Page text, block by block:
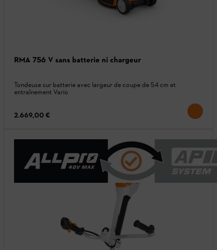
RMA 756 V sans batterie ni chargeur
Tondeuse sur batterie avec largeur de coupe de 54 cm et
entraînement Vario
2.669,00 €